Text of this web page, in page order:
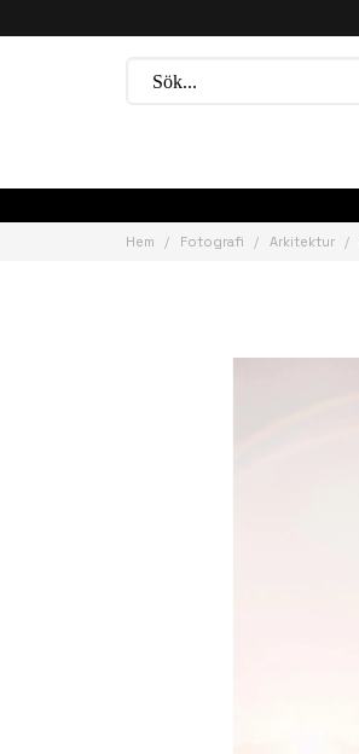
Hem Fotografi Arkitektur